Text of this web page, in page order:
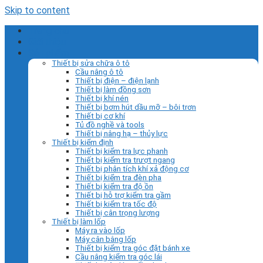
Skip to content
Thiết bị sửa chữa ô tô
Cầu nâng ô tô
Thiết bị điện – điện lạnh
Thiết bị làm đồng sơn
Thiết bị khí nén
Thiết bị bơm hút dầu mỡ – bôi trơn
Thiết bị cơ khí
Tủ đồ nghề và tools
Thiết bị nâng hạ – thủy lực
Thiết bị kiểm định
Thiết bị kiểm tra lực phanh
Thiết bị kiểm tra trượt ngang
Thiết bị phân tích khí xả động cơ
Thiết bị kiểm tra đèn pha
Thiết bị kiểm tra độ ồn
Thiết bị hỗ trợ kiểm tra gầm
Thiết bị kiểm tra tốc độ
Thiết bị cân trọng lượng
Thiết bị làm lốp
Máy ra vào lốp
Máy cân bằng lốp
Thiết bị kiểm tra góc đặt bánh xe
Cầu nâng kiểm tra góc lái